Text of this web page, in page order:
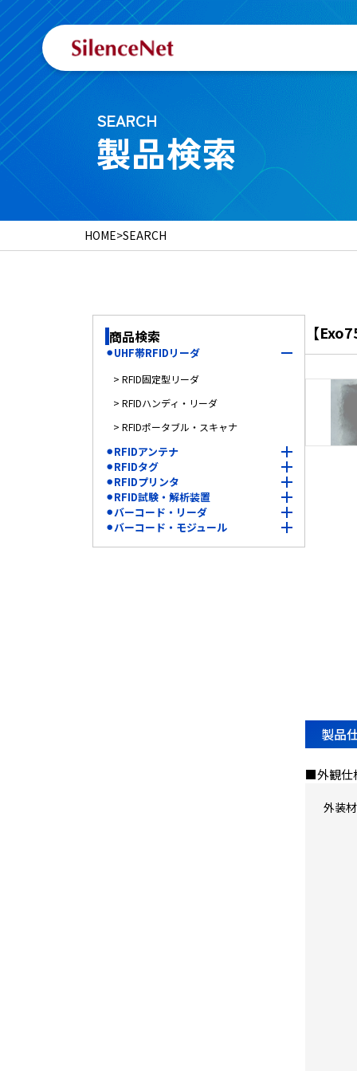
SEARCH
製品検索
HOME>SEARCH
商品検索
⚫︎UHF帯RFIDリーダ
> RFID固定型リーダ
> RFIDハンディ・リーダ
> RFIDポータブル・スキャナ
⚫︎RFIDアンテナ
⚫︎RFIDタグ
⚫︎RFIDプリンタ
⚫︎RFID試験・解析装置
⚫︎バーコード・リーダ
⚫︎バーコード・モジュール
【
製品
■外観仕
外装